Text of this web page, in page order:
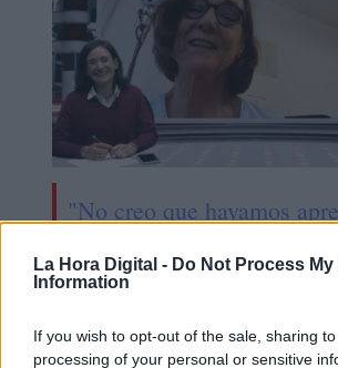
La Hora Digital - Do Not Process My
Information
If you wish to opt-out of the sale, sharing
processing of your personal or sensitive
"No creo que hayamos
mascarilla"